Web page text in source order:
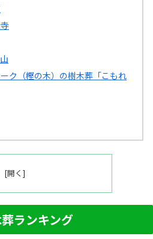
ク（樫の木）の樹木葬「こもれ
ランキング